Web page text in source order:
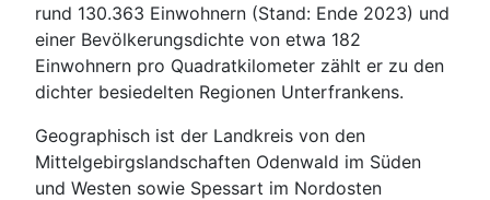
rund 130.363 Einwohnern (Stand: Ende 2023) und
einer Bevölkerungsdichte von etwa 182
Einwohnern pro Quadratkilometer zählt er zu den
dichter besiedelten Regionen Unterfrankens.
Geographisch ist der Landkreis von den
Mittelgebirgslandschaften Odenwald im Süden
und Westen sowie Spessart im Nordosten